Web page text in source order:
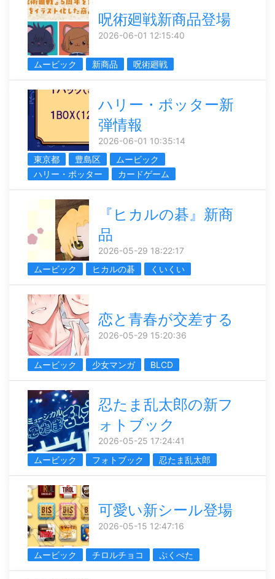
呪術廻戦新商品登場
2026-06-01 12:15:40
ムービック 新商品 呪術廻戦
ハリー・ポッター新
弾情報
2026-06-01 10:35:14
東京都
豊島区
ムービック
ハリー・ポッター
カードゲーム
『ヒカルの碁』新商
品
2026-05-29 18:22:17
ムービック
ヒカルの碁 くいくい
恋と青春が交差する
2026-05-29 15:20:36
ムービック 少女マンガ BLCD
忍たま乱太郎の新フ
ォトブック
2026-05-25 17:24:41
ムービック
フォトブック 忍たま乱太郎
可愛い新シール登場
2026-05-15 12:47:16
ムービック チロルチョコ ぷくぺた